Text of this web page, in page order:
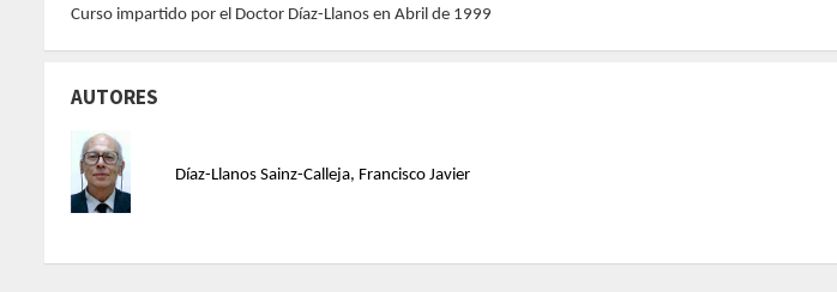
Curso impartido por el Doctor Díaz-Llanos en Abril de 1999
AUTORES
Díaz-Llanos Sainz-Calleja, Francisco Javier